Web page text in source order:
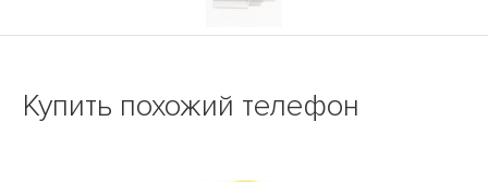
Купить похожий телефон